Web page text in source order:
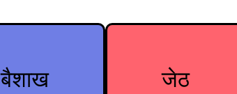
बैशाख जेठ